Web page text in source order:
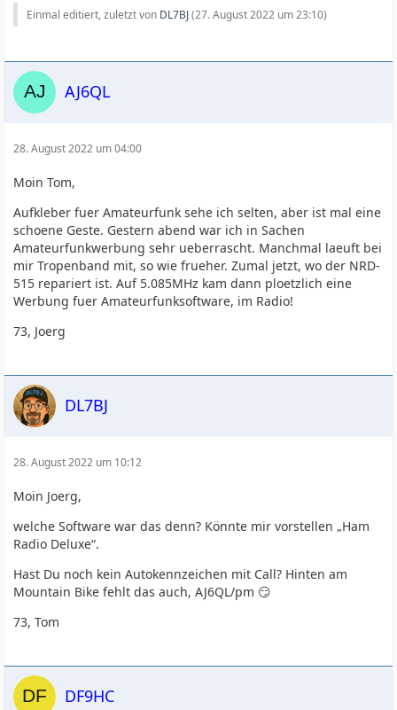
Einmal editiert, zuletzt von DL7BJ(27. August 2022 um 23:10)
AJ6QL
28. August 2022 um 04:00
Moin Tom,
Aufkleber fuer Amateurfunk sehe ich selten, aber ist mal eine
schoene Geste. Gestern abend war ich in Sachen
Amateurfunkwerbung sehr ueberrascht. Manchmal laeuft bei
mir Tropenband mit, so wie frueher. Zumal jetzt, wo der NRD-
515 repariert ist. Auf 5.085MHz kam dann ploetzlich eine
Werbung fuer Amateurfunksoftware, im Radio!
73, Joerg
DL7BJ
28. August 2022 um 10:12
Moin Joerg,
welche Software war das denn? Könnte mir vorstellen „Ham
Radio Deluxe“.
Hast Du noch kein Autokennzeichen mit Call? Hinten am
Mountain Bike fehlt das auch, AJ6QL/pm 😏
73, Tom
DF9HC